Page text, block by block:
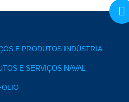
E PRODUTOS INDÚSTRIA
E SERVIÇOS NAVAL